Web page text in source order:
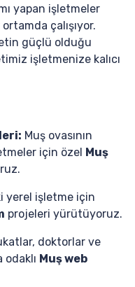
yapan işletmeler
çalışıyor.
güçlü olduğu
işletmenize kalıcı
Muş ovasının
için özel Muş
yerel işletme için
projeleri yürütüyoruz.
doktorlar ve
Muş web